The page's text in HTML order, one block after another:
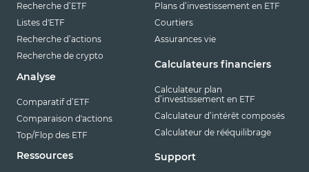
Recherche d’ETF
Listes d'ETF
Recherche d’actions
Recherche de crypto
Analyse
Comparatif d’ETF
Comparaison d'actions
Top/Flop des ETF
Ressources
Plans d’investissement en ETF
Courtiers
Assurances vie
Calculateurs financiers
Calculateur plan
d’investissement en ETF
Calculateur d’intérêt composés
Calculateur de rééquilibrage
Support